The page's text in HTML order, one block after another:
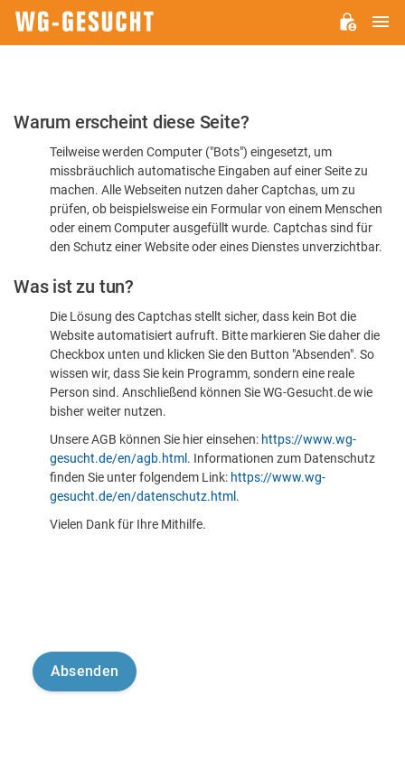
Bitte
dass
sind
Warum erscheint diese Seite?
Teilweise werden Computer ("Bots") eingesetzt, um
missbräuchlich automatische Eingaben auf einer Seite zu
machen. Alle Webseiten nutzen daher Captchas, um zu
prüfen, ob beispielsweise ein Formular von einem Menschen
oder einem Computer ausgefüllt wurde. Captchas sind für
den Schutz einer Website oder eines Dienstes unverzichtbar.
Was ist zu tun?
Die Lösung des Captchas stellt sicher, dass kein Bot die
Website automatisiert aufruft. Bitte markieren Sie daher die
Checkbox unten und klicken Sie den Button "Absenden". So
wissen wir, dass Sie kein Programm, sondern eine reale
Person sind. Anschließend können Sie WG-Gesucht.de wie
bisher weiter nutzen.
Unsere AGB können Sie hier einsehen: https://www.wg-
gesucht.de/en/agb.html . Informationen zum Datenschutz
finden Sie unter folgendem Link: https://www.wg-
gesucht.de/en/datenschutz.html .
Vielen Dank für Ihre Mithilfe.